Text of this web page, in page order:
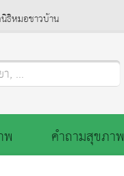
ธิหมอชาวบ้าน
, ...
คำถามสุขภาพ